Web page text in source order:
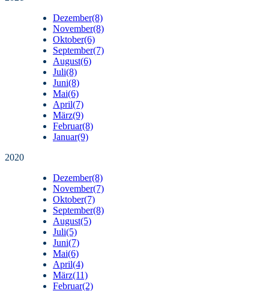
Dezember(8)
November(8)
Oktober(6)
September(7)
August(6)
Juli(8)
Juni(8)
Mai(6)
April(7)
März(9)
Februar(8)
Januar(9)
2020
Dezember(8)
November(7)
Oktober(7)
September(8)
August(5)
Juli(5)
Juni(7)
Mai(6)
April(4)
März(11)
Februar(2)